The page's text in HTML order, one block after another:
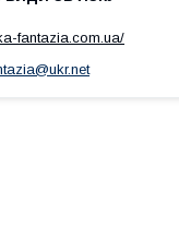
fantazia.com.ua/